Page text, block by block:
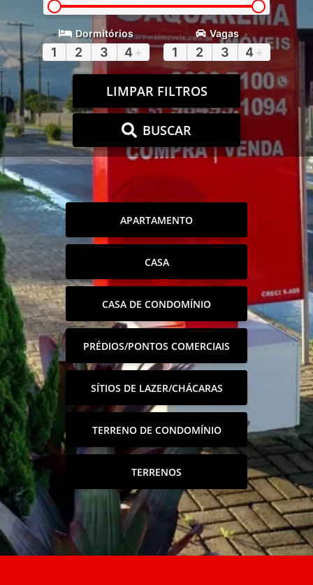
Dormitórios
1 2 3 4 +
Vagas
1 2 3 4 +
LIMPAR FILTROS
BUSCAR
APARTAMENTO
CASA
CASA DE CONDOMÍNIO
PRÉDIOS/PONTOS COMERCIAIS
SÍTIOS DE LAZER/CHÁCARAS
TERRENO DE CONDOMÍNIO
TERRENOS